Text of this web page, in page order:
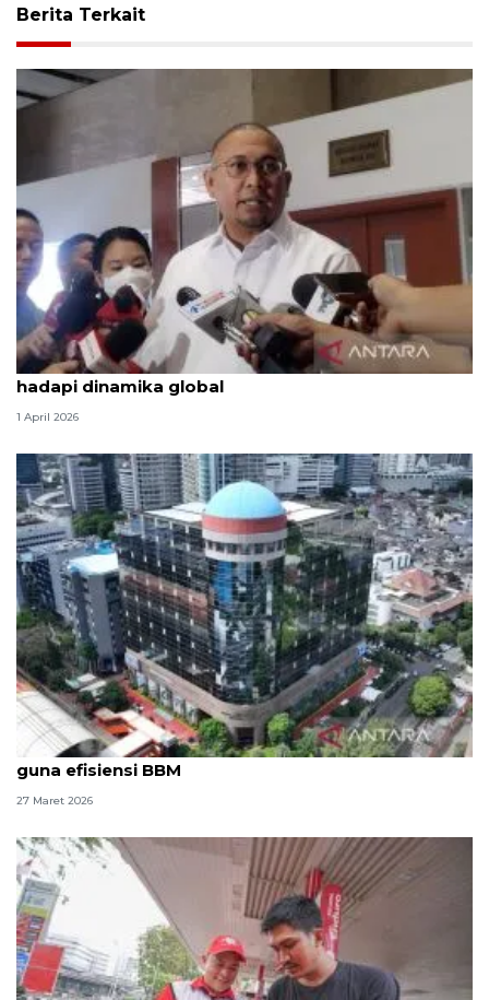
Berita Terkait
Komisi VI DPR: BBM tak naik bukti Prabowo siap
hadapi dinamika global
1 April 2026
Kemenimipas berlakukan WFA pascalibur Lebaran
guna efisiensi BBM
27 Maret 2026